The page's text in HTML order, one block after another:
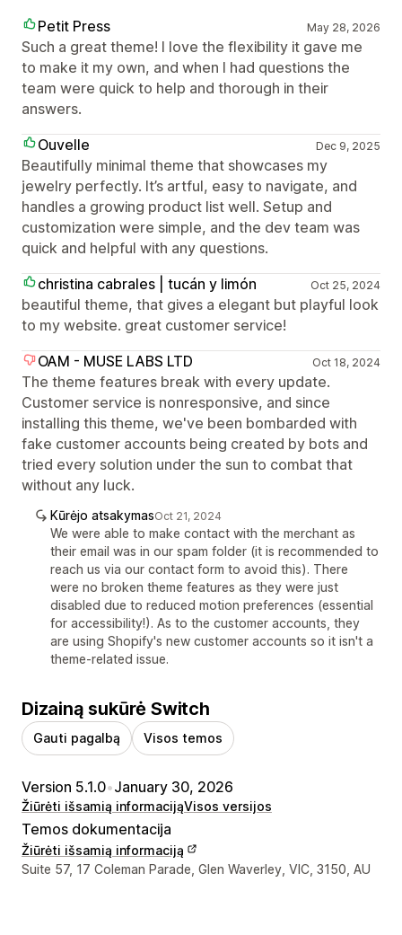
Petit Press May 28, 2026
Such a great theme! I love the flexibility it gave me
to make it my own, and when I had questions the
team were quick to help and thorough in their
answers.
Ouvelle
Dec 9, 2025
Beautifully minimal theme that showcases my
jewelry perfectly. It’s artful, easy to navigate, and
handles a growing product list well. Setup and
customization were simple, and the dev team was
quick and helpful with any questions.
christina cabrales | tucán y limón
Oct 25, 2024
beautiful theme, that gives a elegant but playful look
to my website. great customer service!
OAM - MUSE LABS LTD
Oct 18, 2024
The theme features break with every update.
Customer service is nonresponsive, and since
installing this theme, we've been bombarded with
fake customer accounts being created by bots and
tried every solution under the sun to combat that
without any luck.
Kūrėjo atsakymasOct 21, 2024
We were able to make contact with the merchant as
their email was in our spam folder (it is recommended to
reach us via our contact form to avoid this). There
were no broken theme features as they were just
disabled due to reduced motion preferences (essential
for accessibility!). As to the customer accounts, they
are using Shopify's new customer accounts so it isn't a
theme-related issue.
Dizainą sukūrė Switch
Gauti pagalbą Visos temos
Version 5.1.0•January 30, 2026
Žiūrėti išsamią informacijąVisos versijos
Temos dokumentacija
Žiūrėti išsamią informaciją
Kūrėjo kontaktiniai duomenys
Suite 57, 17 Coleman Parade, Glen Waverley, VIC, 3150, AU